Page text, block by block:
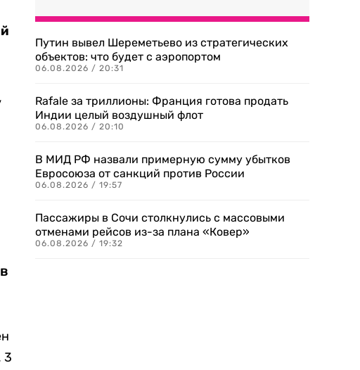
3
Путин вывел Шереметьево из стратегических
объектов: что будет с аэропортом
06.08.2026 / 20:31
Rafale за триллионы: Франция готова продать
Индии целый воздушный флот
06.08.2026 / 20:10
В МИД РФ назвали примерную сумму убытков
Евросоюза от санкций против России
06.08.2026 / 19:57
Пассажиры в Сочи столкнулись с массовыми
отменами рейсов из-за плана «Ковер»
06.08.2026 / 19:32